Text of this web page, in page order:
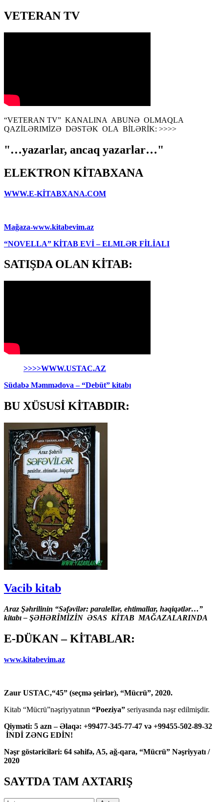
VETERAN TV
“VETERAN TV” KANALINA ABUNƏ OLMAQLA
QAZİLƏRIMİZƏ DƏSTƏK OLA BİLƏRİK: >>>>
"…yazarlar, ancaq yazarlar…"
ELEKTRON KİTABXANA
WWW.E-KİTABXANA.COM
Mağaza-www.kitabevim.az
“NOVELLA” KİTAB EVİ – ELMLƏR FİLİALI
SATIŞDA OLAN KİTAB:
>>>>WWW.USTAC.AZ
Südabə Məmmədova – “Debüt” kitabı
BU XÜSUSİ KİTABDIR:
Vacib kitab
Araz Şəhrilinin “Səfəvilər: paralellər, ehtimallar, həqiqətlər…”
kitabı – ŞƏHƏRİMİZİN ƏSAS KİTAB MAĞAZALARINDA
E-DÜKAN – KİTABLAR:
www.kitabevim.az
Zaur USTAC,“45” (seçmə şeirlər), “Mücrü”, 2020.
Kitab “Mücrü”nəşriyyatının “Poeziya” seriyasında nəşr edilmişdir.
Qiyməti: 5 azn – Əlaqə: +99477-345-77-47 və +99455-502-89-32
İNDİ ZƏNG EDİN!
Nəşr göstəriciləri: 64 səhifə, A5, ağ-qara, “Mücrü” Nəşriyyatı /
2020
SAYTDA TAM AXTARIŞ